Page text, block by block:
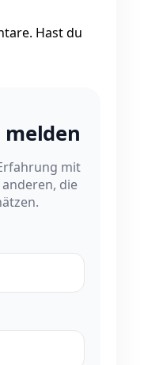
Hast du
melden
mit
die